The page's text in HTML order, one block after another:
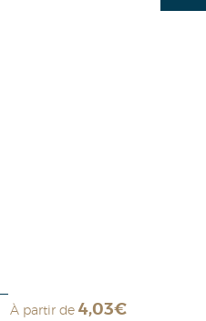
À partir de 4,03€